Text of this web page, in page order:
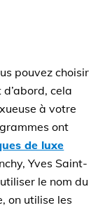
pouvez choisir
cela
à votre
ont
de luxe
Yves Saint-
le nom du
on utilise les